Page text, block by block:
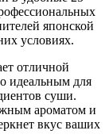
японской
условиях.
отличной
идеальным для
суши.
ароматом и
вкус ваших